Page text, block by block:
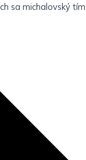
sa michalovský tím...